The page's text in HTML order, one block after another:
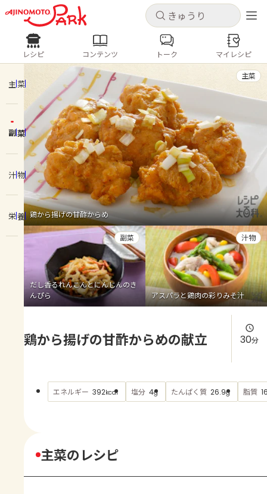
キャンセル
ログインするとレシピを保存できます
ログイン 新規登録
ホーム
コンテンツ
レシピ
トーク
よくあるお問い合わせ
お買い物
AJINOMOTO PARK とは
キャンセル
レシピ コンテンツ
人気の食材・レシピ
きゅうり なす トマト
とうもろこし
ピーマン
みょうが ゴーヤ
レシピ コンテンツ トーク マイレシピ
主菜
副菜
汁物
栄養 鶏から揚げの甘酢からめ
主菜
だし香るれんこんとにんじんのき
んぴら
副菜
アスパラと鶏肉の彩りみそ汁
汁物
鶏から揚げの甘酢からめの献立 30分
エネルギー 392kcal 塩分 4g たんぱく質 26.9g 脂質
主菜のレシピ